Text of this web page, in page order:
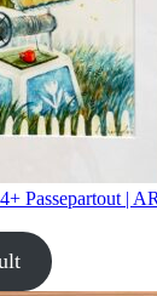
Passepartout |